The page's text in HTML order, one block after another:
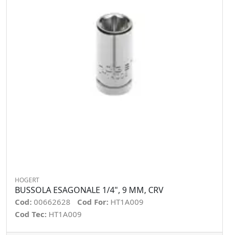
HOGERT
BUSSOLA ESAGONALE 1/4", 9 MM, CRV
Cod: 00662628 Cod For: HT1A009
Cod Tec: HT1A009